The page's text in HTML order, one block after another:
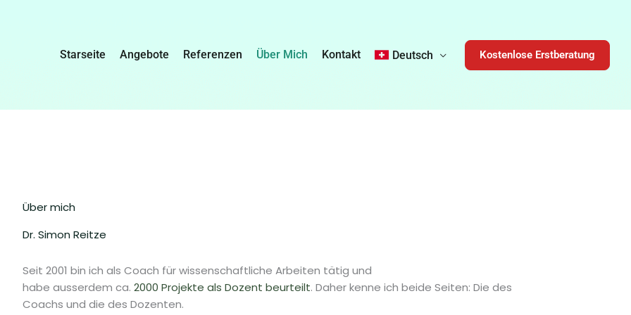
Starseite Angebote Referenzen Über Mich Kontakt Deutsch Kostenlose Erstberatung
Über mich
Dr. Simon Reitze
Seit 2001 bin ich als Coach für wissenschaftliche Arbeiten tätig und
habe ausserdem ca. 2000 Projekte als Dozent beurteilt. Daher kenne ich beide Seiten: Die des
Coachs und die des Dozenten.